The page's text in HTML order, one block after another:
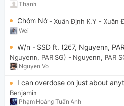
Thanh
Chớm Nở - Xuân Định K.Y - Xuân
Wei
W/n - SSD ft. (267, Nguyenn,
Nguyenn, PAR SG) - Nguyenn, PAR
Nguyen Vo
I can overdose on just about
Benjamin
Phạm Hoàng Tuấn Anh